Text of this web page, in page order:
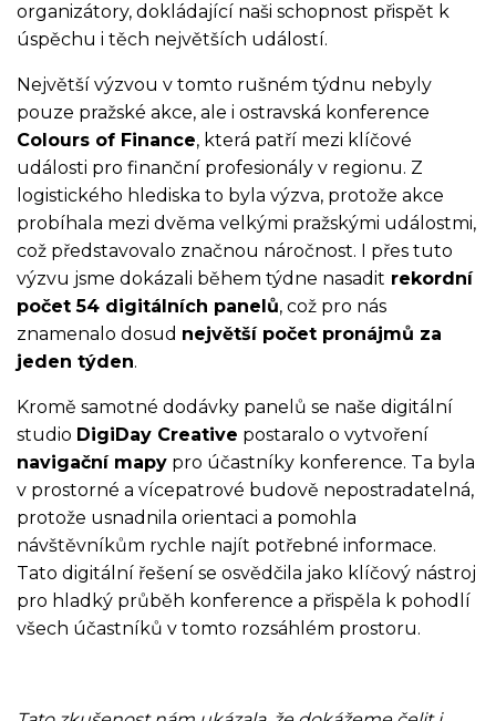
organizátory, dokládající naši schopnost přispět k
úspěchu i těch největších událostí.
Největší výzvou v tomto rušném týdnu nebyly
pouze pražské akce, ale i ostravská konference
Colours of Finance, která patří mezi klíčové
události pro finanční profesionály v regionu. Z
logistického hlediska to byla výzva, protože akce
probíhala mezi dvěma velkými pražskými událostmi,
což představovalo značnou náročnost. I přes tuto
výzvu jsme dokázali během týdne nasadit rekordní
počet 54 digitálních panelů, což pro nás
znamenalo dosud největší počet pronájmů za
jeden týden.
Kromě samotné dodávky panelů se naše digitální
studio DigiDay Creative postaralo o vytvoření
navigační mapy pro účastníky konference. Ta byla
v prostorné a vícepatrové budově nepostradatelná,
protože usnadnila orientaci a pomohla
návštěvníkům rychle najít potřebné informace.
Tato digitální řešení se osvědčila jako klíčový nástroj
pro hladký průběh konference a přispěla k pohodlí
všech účastníků v tomto rozsáhlém prostoru.